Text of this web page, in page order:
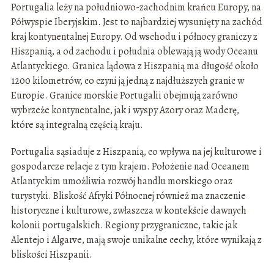
Portugalia leży na południowo-zachodnim krańcu Europy, na
Półwyspie Iberyjskim. Jest to najbardziej wysunięty na zachód
kraj kontynentalnej Europy. Od wschodu i północy graniczy z
Hiszpanią, a od zachodu i południa oblewają ją wody Oceanu
Atlantyckiego. Granica lądowa z Hiszpanią ma długość około
1200 kilometrów, co czyni ją jedną z najdłuższych granic w
Europie. Granice morskie Portugalii obejmują zarówno
wybrzeże kontynentalne, jak i wyspy Azory oraz Maderę,
które są integralną częścią kraju.
Portugalia sąsiaduje z Hiszpanią, co wpływa na jej kulturowe i
gospodarcze relacje z tym krajem. Położenie nad Oceanem
Atlantyckim umożliwia rozwój handlu morskiego oraz
turystyki. Bliskość Afryki Północnej również ma znaczenie
historyczne i kulturowe, zwłaszcza w kontekście dawnych
kolonii portugalskich. Regiony przygraniczne, takie jak
Alentejo i Algarve, mają swoje unikalne cechy, które wynikają z
bliskości Hiszpanii.